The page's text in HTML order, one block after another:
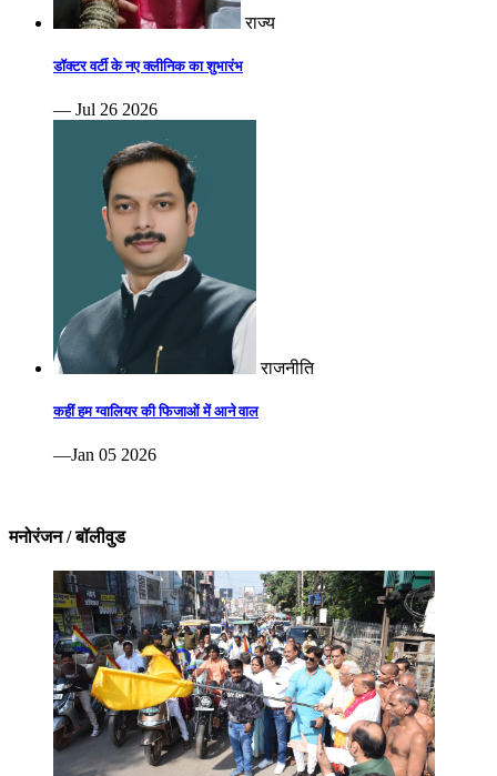
राज्य
डॉक्टर वर्टी के नए क्लीनिक का शुभारंभ
— Jul 26 2026
राजनीति
कहीं हम ग्वालियर की फिजाओं में आने वाल
—Jan 05 2026
मनोरंजन / बॉलीवुड